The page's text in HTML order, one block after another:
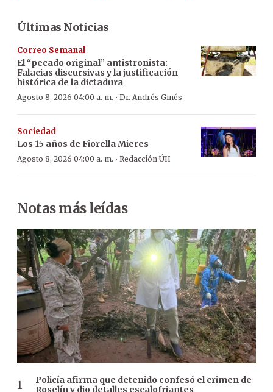
Últimas Noticias
Correo Semanal
El “pecado original” antistronista:
Falacias discursivas y la justificación
histórica de la dictadura
Agosto 8, 2026 04:00 a. m. · Dr. Andrés Ginés
Sociedad
Los 15 años de Fiorella Mieres
Agosto 8, 2026 04:00 a. m. · Redacción ÚH
Notas más leídas
Policía afirma que detenido confesó el crimen de
Roselín y dio detalles escalofriantes